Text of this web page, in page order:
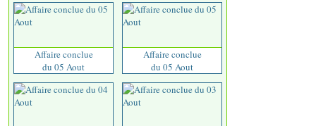
Affaire conclue
du 05 Aout
Affaire conclue
du 05 Aout